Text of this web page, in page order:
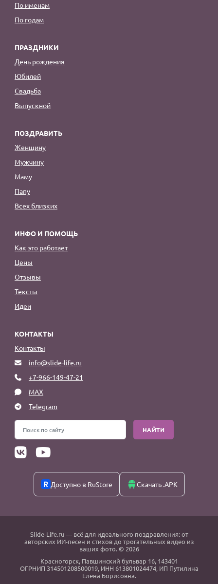
По именам
По годам
ПРАЗДНИКИ
День рождения
Юбилей
Свадьба
Выпускной
ПОЗДРАВИТЬ
Женщину
Мужчину
Маму
Папу
Всех близких
ИНФО И ПОМОЩЬ
Как это работает
Цены
Отзывы
Тексты
Идеи
КОНТАКТЫ
Контакты
info@slide-life.ru
+7-966-149-47-21
MAX
Telegram
НАЙТИ
Доступно в RuStore Скачать .APK
Slide-Life.ru— всё для идеального поздравления: от
авторских ИИ-песен и стихов до трогательных видео из
ваших фото. © 2026
Красногорск, Павшинский бульвар 16, 143401
ОГРНИП 314501208500019, ИНН 613801024474, ИП Путилина
Елена Борисовна.